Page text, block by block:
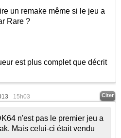
un remake même si le jeu a
Rare ?
est plus complet que décrit
15h03 Citer
n'est pas le premier jeu a
Mais celui-ci était vendu